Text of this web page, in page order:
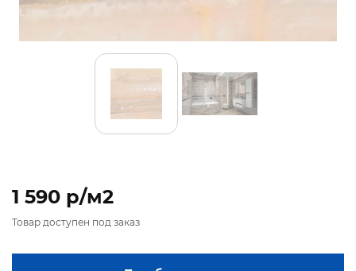
1 590 p/м2
Товар доступен под заказ